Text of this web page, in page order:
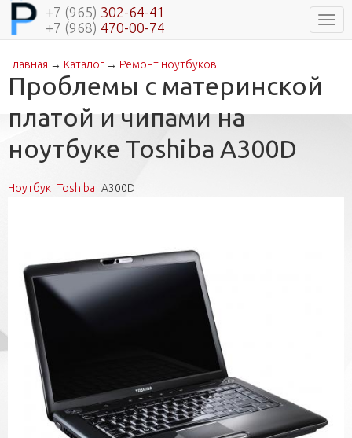
+7 (965) 302-64-41
+7 (968) 470-00-74
Вы здесь
Главная → Каталог→ Ремонт ноутбуков
Проблемы с материнской
платой и чипами на
ноутбуке Toshiba A300D
Ноутбук Toshiba A300D